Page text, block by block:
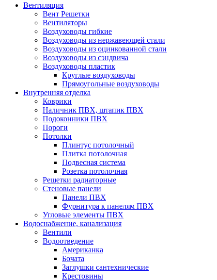
Вентиляция
Вент Решетки
Вентиляторы
Воздуховоды гибкие
Воздуховоды из нержавеющей стали
Воздуховоды из оцинкованной стали
Воздуховоды из сэндвича
Воздуховоды пластик
Круглые воздуховоды
Прямоугольные воздуховоды
Внутренняя отделка
Коврики
Наличник ПВХ, штапик ПВХ
Подоконники ПВХ
Пороги
Потолки
Плинтус потолочный
Плитка потолочная
Подвесная система
Розетка потолочная
Решетки радиаторные
Стеновые панели
Панели ПВХ
Фурнитура к панелям ПВХ
Угловые элементы ПВХ
Водоснабжение, канализация
Вентили
Водоотведение
Американка
Бочата
Заглушки сантехнические
Крестовины